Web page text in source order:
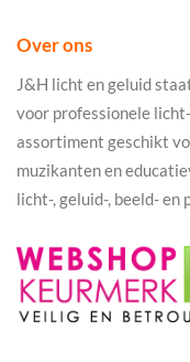
Over ons
J&H licht en geluid
voor professionele
assortiment geschikt
muzikanten en
licht-, geluid-, beeld- en